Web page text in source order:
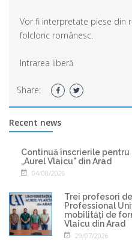
Vor fi interpretate piese din
folcloric românesc.
Intrarea liberă
Share:
Recent news
Continuă înscrierile
„Aurel Vlaicu" din Arad
04/08/2026
Trei profesori
Professional
mobilități de
Vlaicu din Arad
29/07/2026